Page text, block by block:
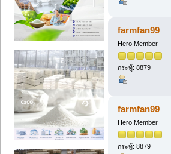
farmfan99
Hero Member
กระทู้: 8879
farmfan99
Hero Member
กระทู้: 8879